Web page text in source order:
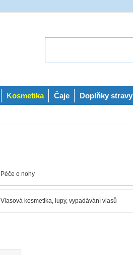
Kosmetika Čaje Doplňky stravy
Péče o nohy
Vlasová kosmetika, lupy, vypadávání vlasů